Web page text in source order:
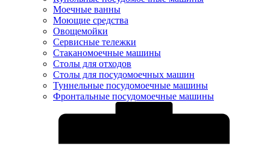
Моечные ванны
Моющие средства
Овощемойки
Сервисные тележки
Стаканомоечные машины
Столы для отходов
Столы для посудомоечных машин
Туннельные посудомоечные машины
Фронтальные посудомоечные машины